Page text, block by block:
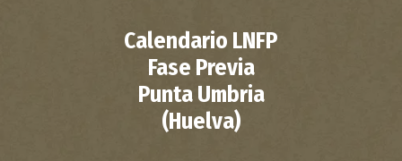
Calendario LNFP
Fase Previa
Punta Umbria
(Huelva)